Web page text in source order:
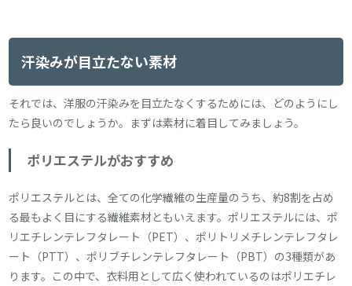
汗染みが目立たない素材
それでは、洋服の汗染みを目立たなくするためには、どのようにし
たら良いのでしょうか。まずは素材に着目してみましょう。
ポリエステルがおすすめ
ポリエステルとは、全ての化学繊維の生産量のうち、約8割を占め
る最もよく目にする繊維素材ともいえます。ポリエステルには、ポ
リエチレンテレフタレート（PET）、ポリトリメチレンテレフタレ
ート（PTT）、ポリブチレンテレフタレート（PBT）の3種類があ
ります。この中で、衣料用として広く使われているのはポリエチレ